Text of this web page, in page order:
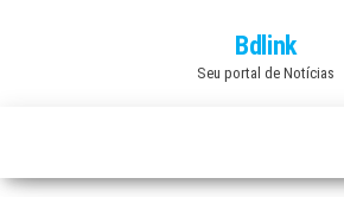
Bdlink
Seu portal de Notícias